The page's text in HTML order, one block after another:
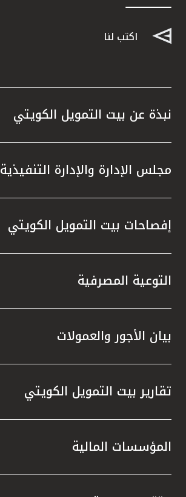
اكتب لنا
نبذة عن بيت التمويل الكويتي
مجلس الإدارة والإدارة التنفيذية
إفصاحات بيت التمويل الكويتي
التوعية المصرفية
بيان الأجور والعمولات
تقارير بيت التمويل الكويتي
المؤسسات المالية